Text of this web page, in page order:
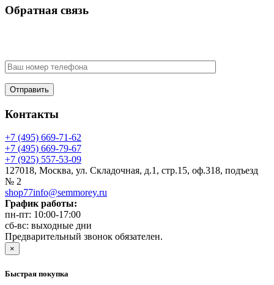
Обратная связь
Контакты
+7 (495) 669-71-62
+7 (495) 669-79-67
+7 (925) 557-53-09
127018, Москва, ул. Складочная, д.1, стр.15, оф.318, подъезд
№ 2
shop77info@semmorey.ru
График работы:
пн-пт: 10:00-17:00
сб-вс: выходные дни
Предварительный звонок обязателен.
×
Быстрая покупка